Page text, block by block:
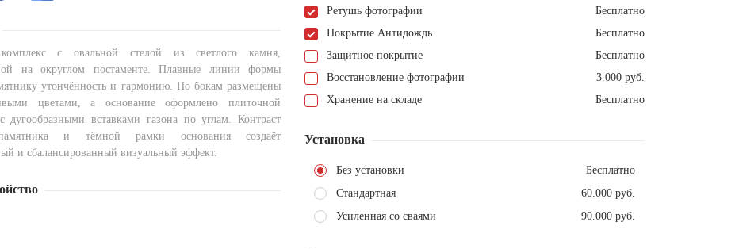
с овальной стелой из светлого камня,
на округлом постаменте. Плавные линии формы
утончённость и гармонию. По бокам размещены
цветами, а основание оформлено плиточной
дугообразными вставками газона по углам. Контраст
и тёмной рамки основания создаёт
и сбалансированный визуальный эффект.
Ретушь фотографии
Бесплатно
Покрытие Антидождь
Бесплатно
Защитное покрытие
Бесплатно
Восстановление фотографии
3.000 руб.
Хранение на складе
Бесплатно
Установка
Без установки
Бесплатно
Стандартная
60.000 руб.
Усиленная со сваями
90.000 руб.